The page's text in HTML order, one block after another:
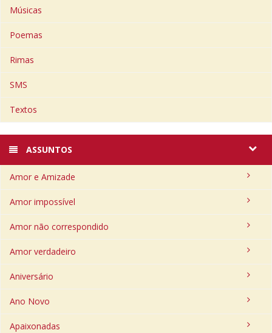
Músicas
Poemas
Rimas
SMS
Textos
ASSUNTOS
Amor e Amizade
Amor impossível
Amor não correspondido
Amor verdadeiro
Aniversário
Ano Novo
Apaixonadas